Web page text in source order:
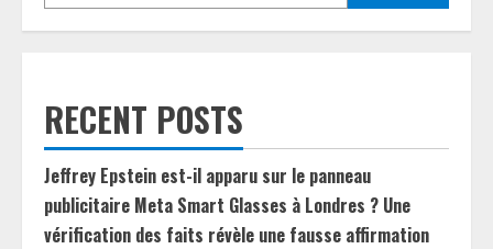
RECENT POSTS
Jeffrey Epstein est-il apparu sur le panneau
publicitaire Meta Smart Glasses à Londres ? Une
vérification des faits révèle une fausse affirmation